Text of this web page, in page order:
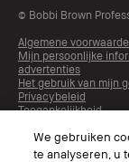
© Bobbi Brown
Algemene
Mijn persoonlijke
advertenties
Het gebruik van mijn
Privacybeleid
Toegankelijkheid
We gebruiken
te analyseren, u